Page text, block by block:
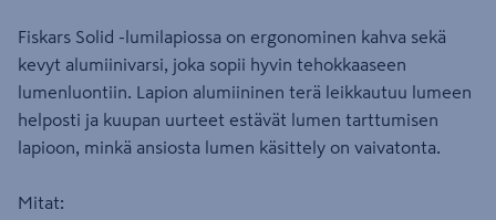
Fiskars Solid -lumilapiossa on ergonominen kahva sekä
kevyt alumiinivarsi, joka sopii hyvin tehokkaaseen
lumenluontiin. Lapion alumiininen terä leikkautuu lumeen
helposti ja kuupan uurteet estävät lumen tarttumisen
lapioon, minkä ansiosta lumen käsittely on vaivatonta.
Mitat: